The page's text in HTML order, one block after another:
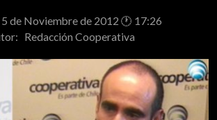
de Noviembre de 2012 🕐 17:26
Redacción Cooperativa